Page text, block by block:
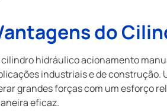
do
cilindro hidráulico acionamento
industriais e de construção.
grandes forças com um esforço
eficaz.